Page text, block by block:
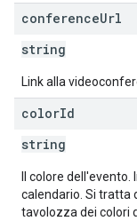
conferenceUrl
string
Link alla
colorId
string
Il colore
calendario. Si tratta
tavolozza dei colori